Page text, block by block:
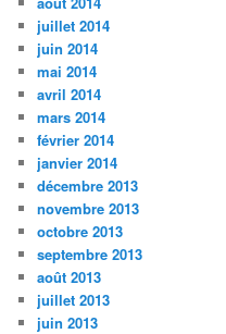
juillet 2014
juin 2014
mai 2014
avril 2014
mars 2014
février 2014
janvier 2014
décembre 2013
novembre 2013
octobre 2013
septembre 2013
août 2013
juillet 2013
juin 2013